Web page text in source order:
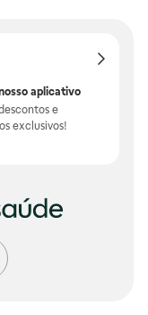
aplicativo
e
exclusivos!